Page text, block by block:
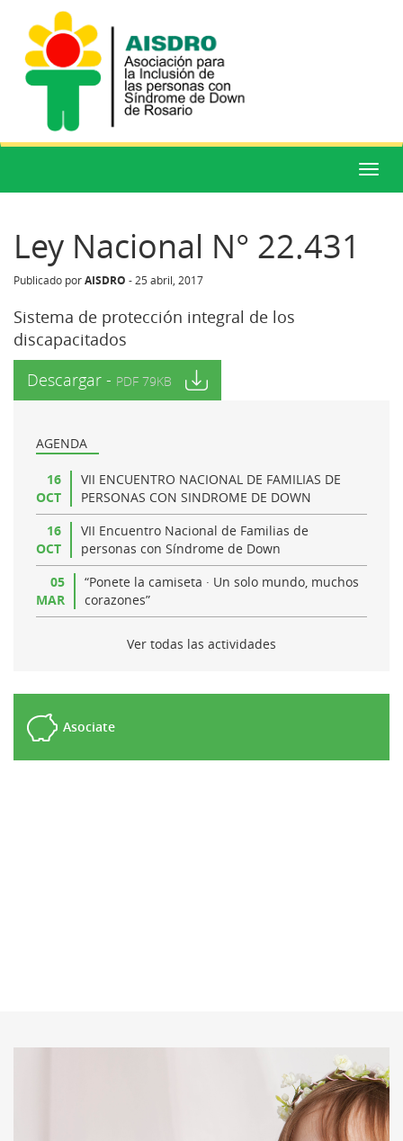
Menú
Ley Nacional N° 22.431
Publicado por AISDRO - 25 abril, 2017
Sistema de protección integral de los
discapacitados
Descargar - PDF 79KB
AGENDA
16
OCT
VII ENCUENTRO NACIONAL DE FAMILIAS DE
PERSONAS CON SINDROME DE DOWN
16
OCT
VII Encuentro Nacional de Familias de
personas con Síndrome de Down
05
MAR
“Ponete la camiseta · Un solo mundo, muchos
corazones”
Ver todas las actividades
Asociate